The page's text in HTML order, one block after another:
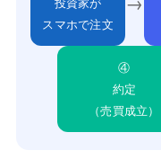
スマホで注文
④
約定
（売買成立）